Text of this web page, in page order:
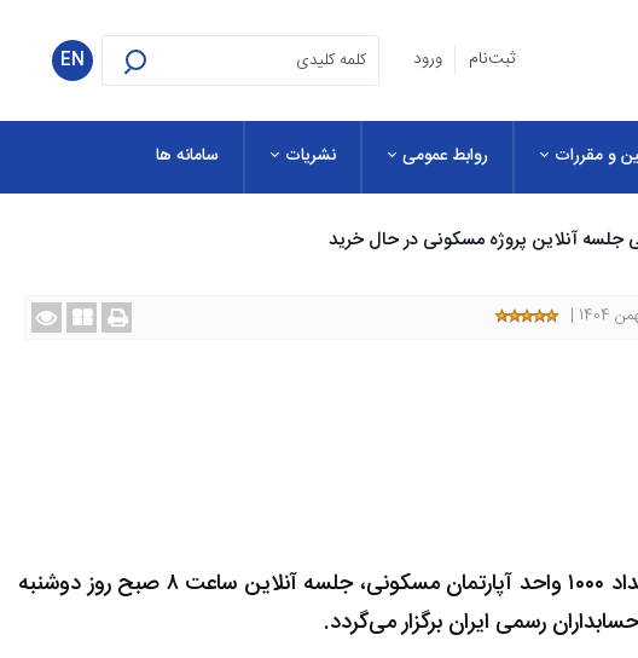
ثبت‌نام ورود EN
و مقررات روابط عمومی نشریات سامانه ها
جلسه آنلاین پروژه مسکونی در حال خرید
در راستای اطلاع رسانی پروژه مسکونی درحال خرید و احداث به تعداد ۱۰۰۰ واحد آپارتمان مسکونی، جلسه آنلاین ساعت ۸ صبح روز دوشنبه